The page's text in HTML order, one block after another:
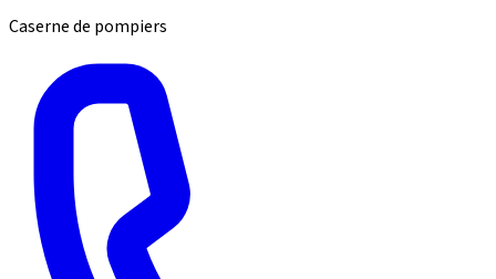
Caserne de pompiers